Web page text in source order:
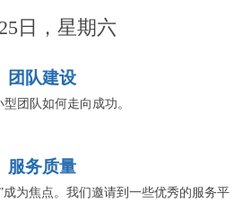
日，星期六
团队建设
型团队如何走向成功。
服务质量
成为焦点。我们邀请到一些优秀的服务平